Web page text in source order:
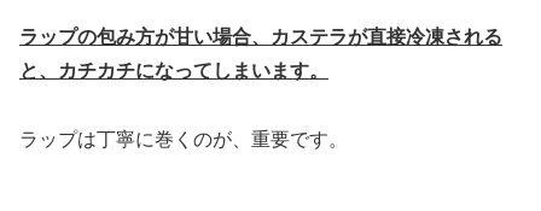
ラップの包み方が甘い場合、カステラが直接冷凍される
と、カチカチになってしまいます。
ラップは丁寧に巻くのが、重要です。